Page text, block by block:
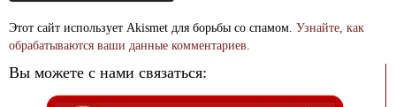
Этот сайт использует Akismet для борьбы со спамом. Узнайте, как
обрабатываются ваши данные комментариев.
Вы можете с нами связаться: